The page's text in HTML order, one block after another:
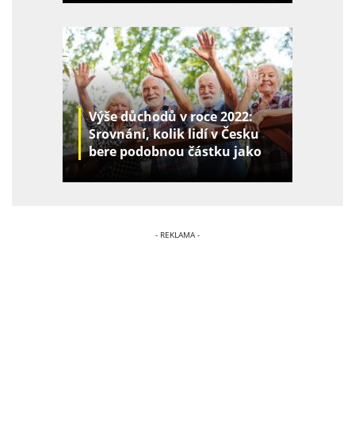
Výše důchodů v roce 2022:
Srovnání, kolik lidí v Česku
bere podobnou částku jako